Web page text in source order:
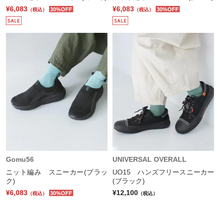
¥6,083 （税込） 30%OFF
¥6,083 （税込） 30%OFF
Gomu56
ニット編み スニーカー(ブラッ
ク)
¥6,083 （税込） 30%OFF
UNIVERSAL OVERALL
UO15 ハンズフリースニーカー
(ブラック)
¥12,100 （税込）